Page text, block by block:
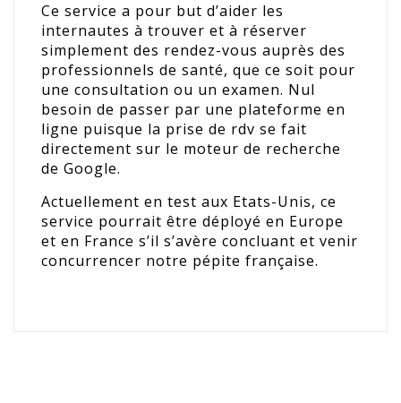
Ce service a pour but d’aider les
internautes à trouver et à réserver
simplement des rendez-vous auprès des
professionnels de santé, que ce soit pour
une consultation ou un examen. Nul
besoin de passer par une plateforme en
ligne puisque la prise de rdv se fait
directement sur le moteur de recherche
de Google.
Actuellement en test aux Etats-Unis, ce
service pourrait être déployé en Europe
et en France s’il s’avère concluant et venir
concurrencer notre pépite française.